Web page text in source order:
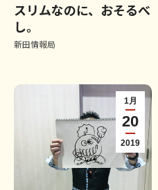
スリムなのに、おそるべ
し。
新田情報局
1月
20
2019